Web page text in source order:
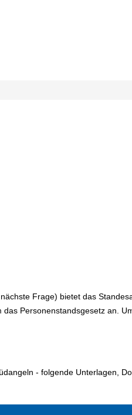
Frage) bietet das
Personenstandsgesetz an.
- folgende Unterlagen,